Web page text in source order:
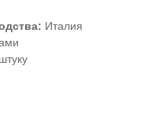
Италия